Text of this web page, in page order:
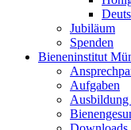
Jubiläum
Spenden
Bieneninstitut
Aufgaben